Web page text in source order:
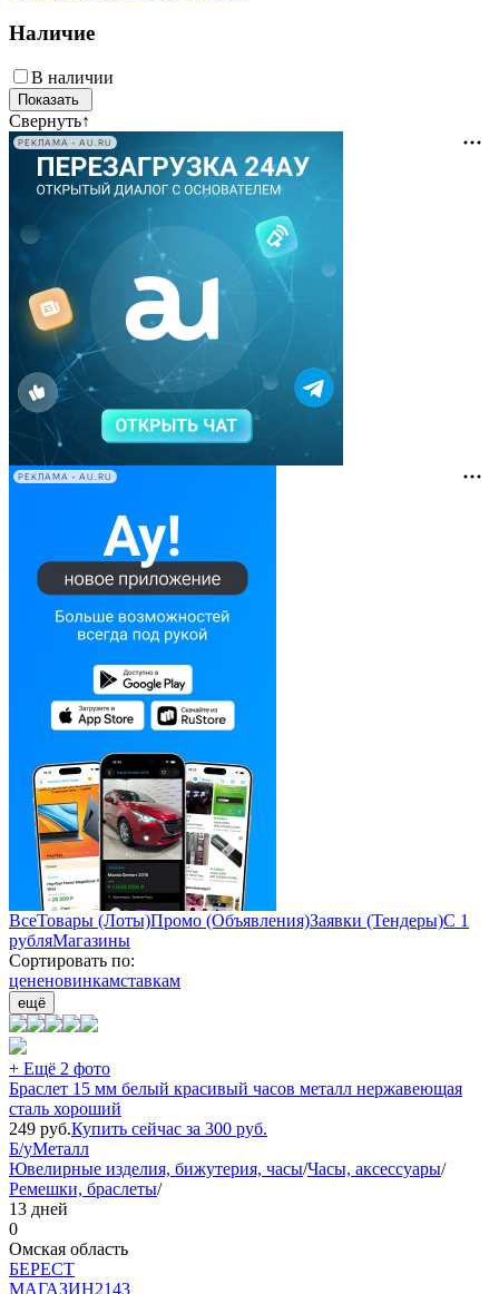
Наличие
В наличии
Свернуть↑
РЕКЛАМА • AU.RU
РЕКЛАМА • AU.RU
ВсеТовары (Лоты)Промо (Объявления)Заявки (Тендеры)С 1
рубляМагазины
Сортировать по:
цененовинкамставкам
ещё
+ Ещё 2 фото
Браслет 15 мм белый красивый часов металл нержавеющая
сталь хороший
249 руб.Купить сейчас за 300 руб.
Б/уМеталл
Ювелирные изделия, бижутерия, часы/Часы, аксессуары/
Ремешки, браслеты/
13 дней
0
Омская область
БEPECT
МАГАЗИН2143